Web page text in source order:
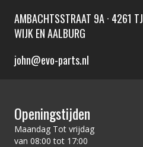
AMBACHTSSTRAAT 9A · 4261 TJ
WIJK EN AALBURG
john@evo-parts.nl
Openingstijden
Maandag Tot vrijdag
van 08:00 tot 17:00